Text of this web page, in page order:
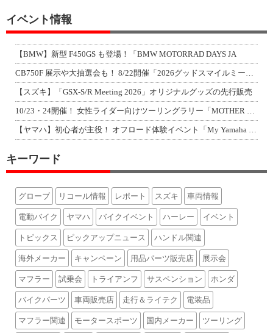
イベント情報
【BMW】新型 F450GS も登場！「BMW MOTORRAD DAYS JA
CB750F 展示や大抽選会も！ 8/22開催「2026グッドスマイルミーティン
【スズキ】「GSX-S/R Meeting 2026」オリジナルグッズの先行販売
10/23・24開催！ 女性ライダー向けツーリングラリー「MOTHER LAKE
【ヤマハ】初心者が主役！ オフロード体験イベント「My Yamaha off-r
キーワード
グローブ リコール情報 レポート スズキ 車両情報
電動バイク ヤマハ バイクイベント ハーレー イベント
トピックス ピックアップニュース ハンドル関連
海外メーカー キャンペーン 用品パーツ販売店 展示会
マフラー 試乗会 トライアンフ サスペンション ホンダ
バイクパーツ 車両販売店 走行＆ライテク 電装品
マフラー関連 モータースポーツ 国内メーカー ツーリング